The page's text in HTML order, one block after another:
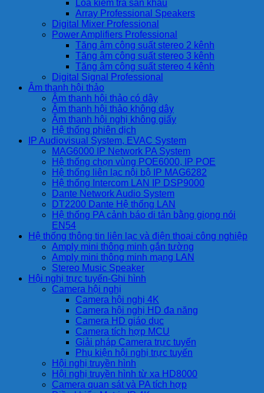
Loa kiểm tra sân khấu
Array Professional Speakers
Digital Mixer Professional
Power Amplifiers Professional
Tăng âm công suất stereo 2 kênh
Tăng âm công suất stereo 3 kênh
Tăng âm công suất stereo 4 kênh
Digital Signal Professional
Âm thanh hội thảo
Âm thanh hội thảo có dây
Âm thanh hội thảo không dây
Âm thanh hội nghị không giấy
Hệ thống phiên dịch
IP Audiovisual System, EVAC System
MAG6000 IP Network PA System
Hệ thống chọn vùng POE6000, IP POE
Hệ thống liên lạc nội bộ IP MAG6282
Hệ thống Intercom LAN IP DSP9000
Dante Network Audio System
DT2200 Dante Hệ thống LAN
Hệ thống PA cảnh báo di tản bằng giọng nói
EN54
Hệ thống thông tin liên lạc và điện thoại công nghiệp
Amply mini thông minh gắn tường
Amply mini thông minh mạng LAN
Stereo Music Speaker
Hội nghị trực tuyến-Ghi hình
Camera hội nghị
Camera hội nghị 4K
Camera hội nghị HD đa năng
Camera HD giáo dục
Camera tích hợp MCU
Giải pháp Camera trực tuyến
Phụ kiện hội nghị trực tuyến
Hội nghị truyền hình
Hội nghị truyền hình từ xa HD8000
Camera quan sát và PA tích hợp